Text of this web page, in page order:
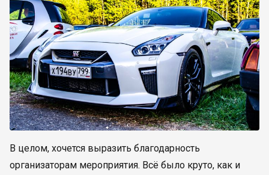
В целом, хочется выразить благодарность
организаторам мероприятия. Всё было круто, как и